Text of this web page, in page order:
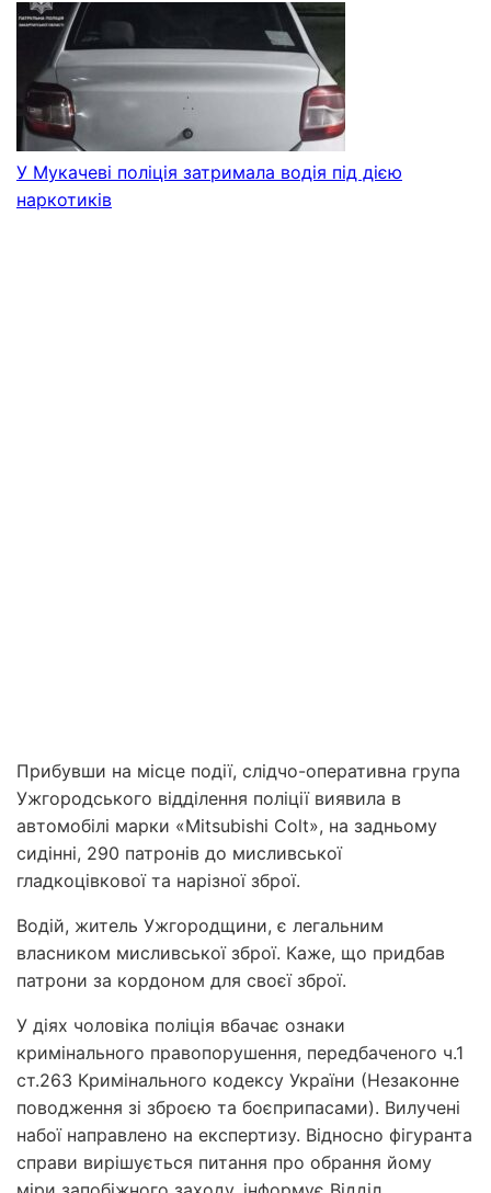
У Мукачеві поліція затримала водія під дією
наркотиків
Прибувши на місце події, слідчо-оперативна група
Ужгородського відділення поліції виявила в
автомобілі марки «Міtsubіshі Cоlt», на задньому
сидінні, 290 патронів до мисливської
гладкоцівкової та нарізної зброї.
Водій, житель Ужгородщини, є легальним
власником мисливської зброї. Каже, що придбав
патрони за кордоном для своєї зброї.
У діях чоловіка поліція вбачає ознаки
кримінального правопорушення, передбаченого ч.1
ст.263 Кримінального кодексу України (Незаконне
поводження зі зброєю та боєприпасами). Вилучені
набої направлено на експертизу. Відносно фігуранта
справи вирішується питання про обрання йому